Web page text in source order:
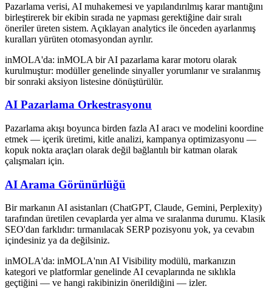
Pazarlama verisi, AI muhakemesi ve yapılandırılmış karar mantığını
birleştirerek bir ekibin sırada ne yapması gerektiğine dair sıralı
öneriler üreten sistem. Açıklayan analytics ile önceden ayarlanmış
kuralları yürüten otomasyondan ayrılır.
inMOLA'da: inMOLA bir AI pazarlama karar motoru olarak
kurulmuştur: modüller genelinde sinyaller yorumlanır ve sıralanmış
bir sonraki aksiyon listesine dönüştürülür.
AI Pazarlama Orkestrasyonu
Pazarlama akışı boyunca birden fazla AI aracı ve modelini koordine
etmek — içerik üretimi, kitle analizi, kampanya optimizasyonu —
kopuk nokta araçları olarak değil bağlantılı bir katman olarak
çalışmaları için.
AI Arama Görünürlüğü
Bir markanın AI asistanları (ChatGPT, Claude, Gemini, Perplexity)
tarafından üretilen cevaplarda yer alma ve sıralanma durumu. Klasik
SEO'dan farklıdır: tırmanılacak SERP pozisyonu yok, ya cevabın
içindesiniz ya da değilsiniz.
inMOLA'da: inMOLA'nın AI Visibility modülü, markanızın
kategori ve platformlar genelinde AI cevaplarında ne sıklıkla
geçtiğini — ve hangi rakibinizin önerildiğini — izler.